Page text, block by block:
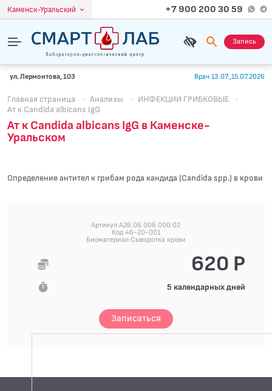
Каменск-Уральский +7 900 200 30 59
Запись
ул. Лермонтова, 103 Врач 13.07.,15.07.2026
Главная страница · Анализы · ИНФЕКЦИИ ГРИБКОВЫЕ
·
Ат к Candida albicans IgG
Ат к Candida albicans IgG в Каменске-
Уральском
Определение антител к грибам рода кандида (Candida spp.) в крови
Артикул A26.06.006.000.02
Код 46-20-001
Биоматериал Сыворотка крови
620 Р
5 календарных дней
Записаться